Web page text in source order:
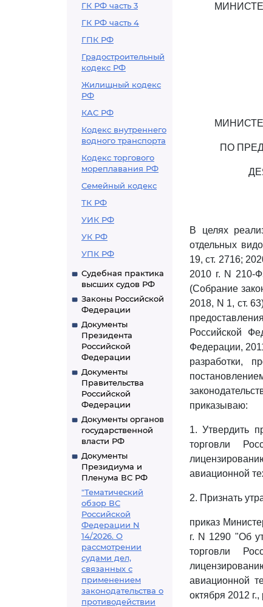
ГК РФ часть 3
ГК РФ часть 4
ГПК РФ
Градостроительный
кодекс РФ
Жилищный кодекс
РФ
КАС РФ
Кодекс внутреннего
водного транспорта
Кодекс торгового
мореплавания РФ
Семейный кодекс
ТК РФ
УИК РФ
УК РФ
УПК РФ
Судебная практика
высших судов РФ
Законы Российской
Федерации
Документы
Президента
Российской
Федерации
Документы
Правительства
Российской
Федерации
Документы органов
государственной
власти РФ
Документы
Президиума и
Пленума ВС РФ
"Тематический
обзор ВС
Российской
Федерации N
14/2026. О
рассмотрении
судами дел,
связанных с
применением
законодательства о
противодействии
ПО
В целях
отдельных
19, ст. 2716;
2010 г. N 210-
(Собрание
2018, N 1, ст.
Российской
Федерации,
разработки,
приказываю:
1. Утвердить
торговли
авиационной
2. Признать
приказ
г. N 1290 "Об
торговли
авиационной
октября 2012